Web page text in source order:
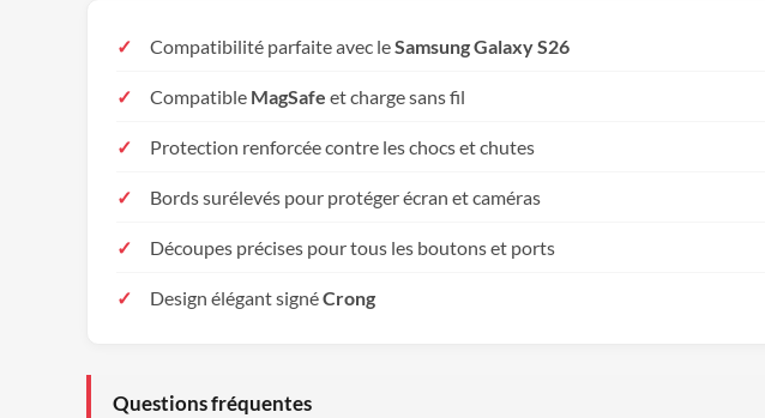
Compatibilité parfaite avec leSamsung Galaxy S26
Compatible MagSafe et charge sans fil
Protection renforcée contre les chocs et chutes
Bords surélevés pour protéger écran et caméras
Découpes précises pour tous les boutons et ports
Design élégant signéCrong
Questions fréquentes